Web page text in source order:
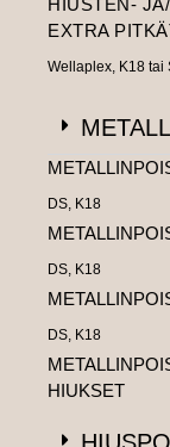
EXTRA
Wellaplex, K18 tai
DS, K18
DS, K18
DS, K18
HIUKSET